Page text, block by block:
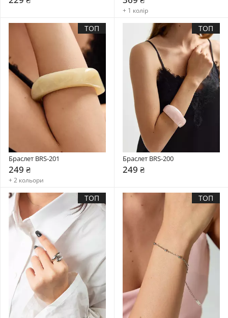
+ 1 колір
ТОП
Браслет BRS-201
249 ₴
+ 2 кольори
ТОП
Браслет BRS-200
249 ₴
ТОП ТОП